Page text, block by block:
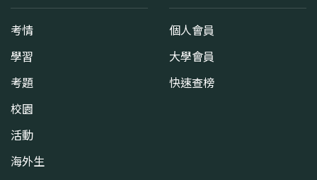
考情
學習
考題
校園
活動
海外生
個人會員
大學會員
快速查榜